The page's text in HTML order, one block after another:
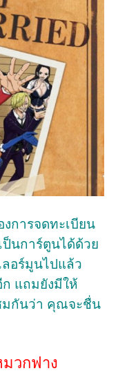
การจดทะเบียน
นการ์ตูนได้ด้วย
อร์มูนไปแล้ว
แถมยังมีให้
มกันว่า คุณจะชื่น
วกฟาง